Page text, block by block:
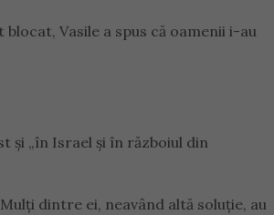
Vasile a spus că oamenii i-au
și „în Israel și în războiul din
dintre ei, neavând altă soluție, au